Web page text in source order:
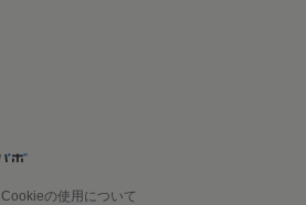
Cookieの使用について